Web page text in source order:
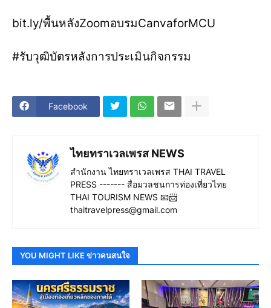
bit.ly/พื้นหลังZoomอบรมCanvaforMCU
#รับวุฒิบัตรหลังการประเมินกิจกรรม
Facebook
ไทยทราเวลเพรส NEWS
สำนักงาน ไทยทราเวลเพรส THAI TRAVEL
PRESS ------- สื่อมวลชนการท่องเที่ยวไทย
THAI TOURISM NEWS 📧📨
thaitravelpress@gmail.com
YOU MIGHT LIKE ข่าวคนสนใจ